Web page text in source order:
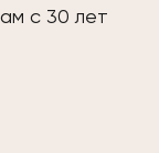
с 30 лет